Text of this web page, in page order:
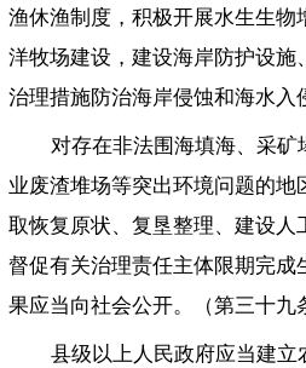
渔休渔制度，积极开展水生生物
洋牧场建设，建设海岸防护设施
治理措施防治海岸侵蚀和海水入
对存在非法围海填海、采
业废渣堆场等突出环境问题的地
取恢复原状、复垦整理、建设人
督促有关治理责任主体限期完成
果应当向社会公开。（第三十九
县级以上人民政府应当建立